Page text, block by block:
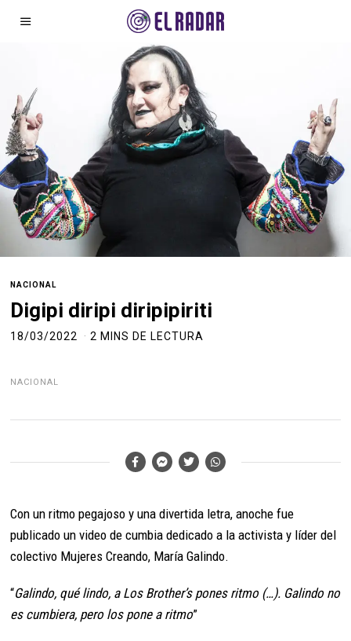
NACIONAL
Digipi diripi diripipiriti
18/03/2022 2 MINS DE LECTURA
NACIONAL
Con un ritmo pegajoso y una divertida letra, anoche fue
publicado un video de cumbia dedicado a la activista y líder del
colectivo Mujeres Creando, María Galindo.
“Galindo, qué lindo, a Los Brother’s pones ritmo (…). Galindo no
es cumbiera, pero los pone a ritmo”